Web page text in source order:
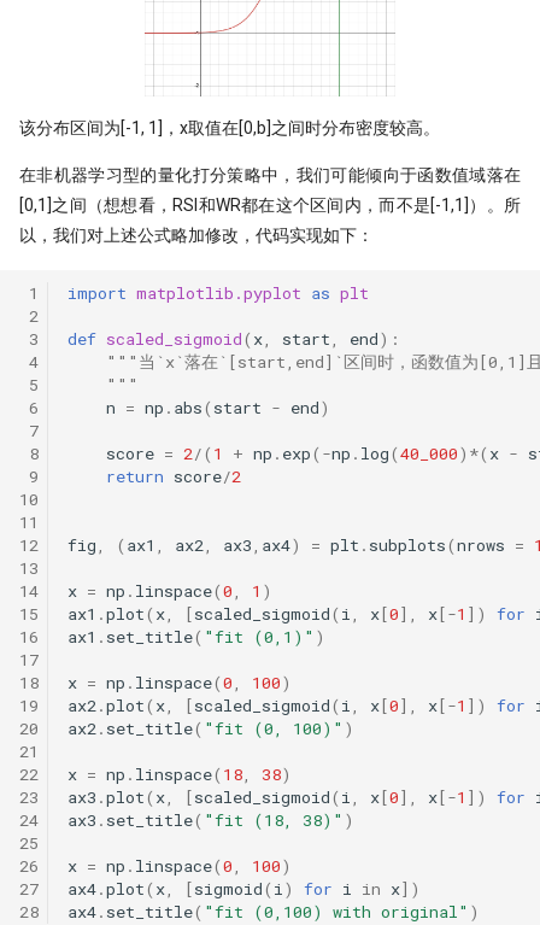
终极猜想！底蓓离的成因分析
Political Alpha，跟着国会山股神
Ifind25
该分布区间为[-1, 1]，x取值在[0,b]之间时分布密度较高。
在非机器学习型的量化打分策略中，我们可能倾向于函数值域落在
[0,1]之间（想想看，RSI和WR都在这个区间内，而不是[-1,1]）。所
以，我们对上述公式略加修改，代码实现如下：
1
2
3
4
5
6
7
8
9
10
11
12
13
14
15
16
17
18
19
20
21
22
23
24
25
26
27
28
import matplotlib.pyplot as plt
def scaled_sigmoid( x, start, end):
"""当`x`落在`[start,end]`区间时，函数值为[0,1]且
    """
n = np . abs( start - end)
score = 2/( 1 + np . exp( -np . log(40_000) *( x -
return score/2
fig, ( ax1 , ax2, ax3, ax4) = plt . subplots(nrows =
x = np . linspace(0, 1 )
ax1 .plot( x, [scaled_sigmoid( i, x [0], x [-1 ]) for
ax1 . set_title( "fit (0,1)" )
x = np . linspace(0, 100)
ax2.plot( x, [scaled_sigmoid( i, x [0], x [-1 ]) for
ax2. set_title( "fit (0, 100)" )
x = np . linspace( 18, 38)
ax3 .plot( x, [scaled_sigmoid( i, x [0], x [-1 ]) for
ax3 . set_title( "fit (18, 38)" )
x = np . linspace(0, 100)
ax4.plot( x, [sigmoid( i) for i in x])
ax4. set_title( "fit (0,100) with original" )